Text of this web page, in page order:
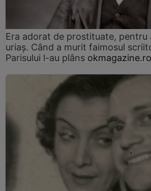
Era adorat de prostituate, pentru
uriaș. Când a murit faimosul
Parisului l-au plâns okmagazine.ro